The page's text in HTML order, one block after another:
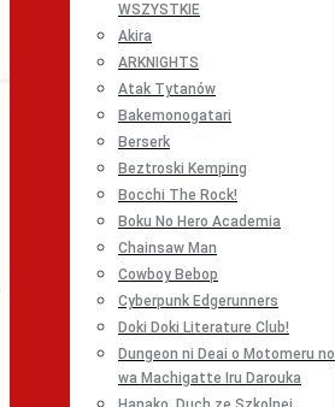
WSZYSTKIE
Akira
ARKNIGHTS
Atak Tytanów
Bakemonogatari
Berserk
Beztroski Kemping
Bocchi The Rock!
Boku No Hero Academia
Chainsaw Man
Cowboy Bebop
Cyberpunk Edgerunners
Doki Doki Literature Club!
Dungeon ni Deai o Motomeru no
wa Machigatte Iru Darouka